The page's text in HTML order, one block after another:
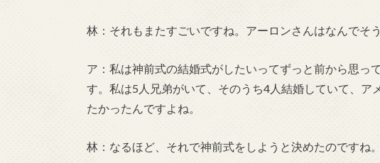
林：それもまたすごいですね。アーロンさんはなんでそ
ア：私は神前式の結婚式がしたいってずっと前から思っ
す。私は5人兄弟がいて、そのうち4人結婚していて、ア
たかったんですよね。
林：なるほど、それで神前式をしようと決めたのですね。